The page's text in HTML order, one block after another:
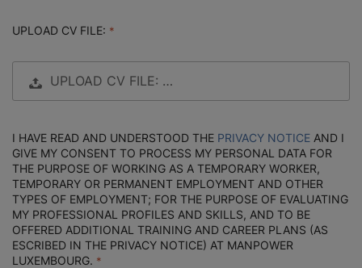
UPLOAD CV FILE:
UPLOAD CV FILE: …
I HAVE READ AND UNDERSTOOD THE PRIVACY NOTICE AND I
GIVE MY CONSENT TO PROCESS MY PERSONAL DATA FOR
THE PURPOSE OF WORKING AS A TEMPORARY WORKER,
TEMPORARY OR PERMANENT EMPLOYMENT AND OTHER
TYPES OF EMPLOYMENT; FOR THE PURPOSE OF EVALUATING
MY PROFESSIONAL PROFILES AND SKILLS, AND TO BE
OFFERED ADDITIONAL TRAINING AND CAREER PLANS (AS
ESCRIBED IN THE PRIVACY NOTICE) AT MANPOWER
LUXEMBOURG.